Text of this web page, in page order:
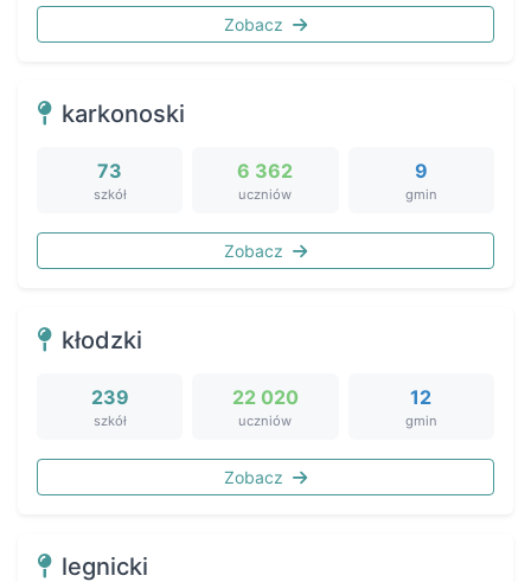
Zobacz
karkonoski
73
szkół
6 362
uczniów
9
gmin
Zobacz
kłodzki
239
szkół
22 020
uczniów
12
gmin
Zobacz
legnicki